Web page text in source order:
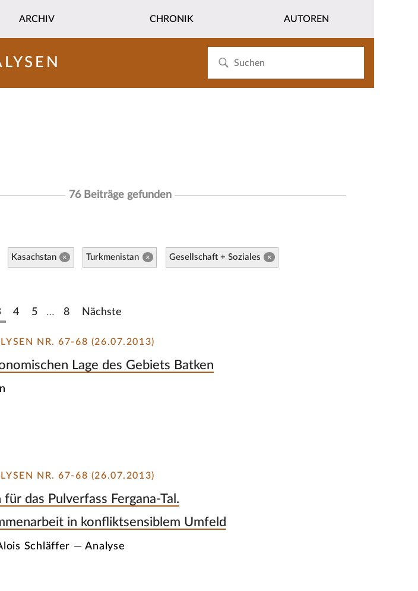
ARCHIV CHRONIK AUTOREN
76 Beiträge gefunden
Kasachstan × Turkmenistan × Gesellschaft + Soziales ×
4 5 … 8 Nächste
NR. 67-68 (26.07.2013)
Lage des Gebiets Batken
NR. 67-68 (26.07.2013)
das Pulverfass Fergana-Tal.
in konfliktsensiblem Umfeld
Schläffer — Analyse